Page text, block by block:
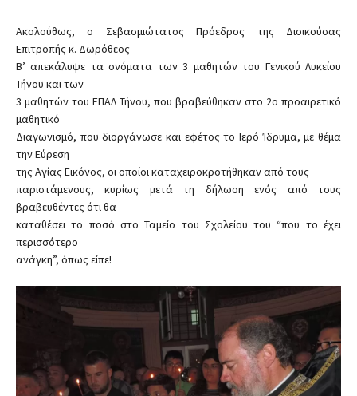
Ακολούθως, ο Σεβασμιώτατος Πρόεδρος της Διοικούσας
Επιτροπής κ. Δωρόθεος
Β’ απεκάλυψε τα ονόματα των 3 μαθητών του Γενικού Λυκείου
Τήνου και των
3 μαθητών του ΕΠΑΛ Τήνου, που βραβεύθηκαν στο 2ο προαιρετικό
μαθητικό
Διαγωνισμό, που διοργάνωσε και εφέτος το Ιερό Ίδρυμα, με θέμα
την Εύρεση
της Αγίας Εικόνος, οι οποίοι καταχειροκροτήθηκαν από τους
παριστάμενους, κυρίως μετά τη δήλωση ενός από τους
βραβευθέντες ότι θα
καταθέσει το ποσό στο Ταμείο του Σχολείου του “που το έχει
περισσότερο
ανάγκη”, όπως είπε!